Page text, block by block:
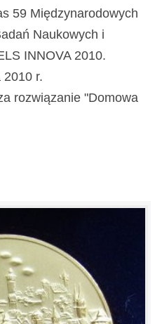
59 Międzynarodowych
Naukowych i
INNOVA 2010.
2010 r.
rozwiązanie "Domowa